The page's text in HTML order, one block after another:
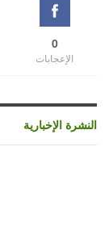
0
الإعجابات
النشرة الإخبارية